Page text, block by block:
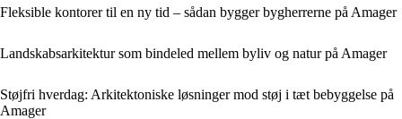
Fleksible kontorer til en ny tid – sådan bygger bygherrerne på Amager
Landskabsarkitektur som bindeled mellem byliv og natur på Amager
Støjfri hverdag: Arkitektoniske løsninger mod støj i tæt bebyggelse på
Amager